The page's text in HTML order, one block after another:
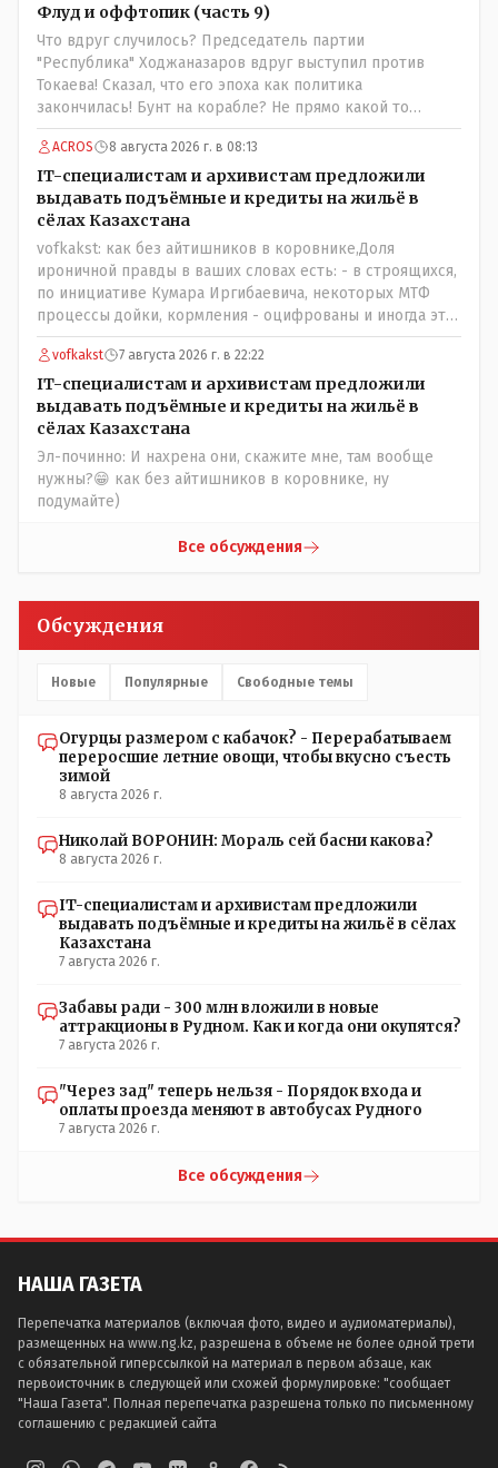
покупайте формовой, бюджетный- он значительно
вкусней остальных, но самый вкусный хлеб в совхозных
пекарнях; мясо - русское, белоруское не вкусное- наше
значительно вкусней и натуральное Цитата:///В
финансовой столице республики все дешевле./// Что
правда то правда: - там продкты и фрукты-овощи
дешевле и услуги тамады, певцов тоже и провести той
на 250-300 человек там обойдётся в разы дешевле чем в
Костанае. Цитата:///Кому доверять?/// Только себе: - за
что боролись на то и напоролись- хотели капитализм,
захотели жить в коммунизме где был принцип:
"....человек человеку- брат...."
Флуд и оффтопик (часть 9)
Что вдруг случилось? Председатель партии
"Республика" Ходжаназаров вдруг выступил против
Токаева! Сказал, что его эпоха как политика
закончилась! Бунт на корабле? Не прямо какой то
правдолюб вдруг выступил! Может он инопланетянин?
Появился неизвестно откуда, отжал у бывшего
всесильного Розинова целый холдинг и теперь против
президента выступает! Вот ни капельки ему не поверю,
что он действует в интересах страны, про народ уже и
не говорю! Опять какие то закулисные игры?
ACROS 8 августа 2026 г. в 08:13
IT-специалистам и архивистам предложили
выдавать подъёмные и кредиты на жильё в
сёлах Казахстана
vofkakst: как без айтишников в коровнике,Доля
ироничной правды в ваших словах есть: - в строящихся,
по инициативе Кумара Иргибаевича, некоторых МТФ
процессы дойки, кормления - оцифрованы и иногда эти
программы дают сбой - и тогда они нужны, хотя я
насколько в курсе своей комьютерной безграмотности
- все эти вопросы можно решать и устранять эти сбои и
удалённо - лёжа на диване, в городе. Но, этих
современных и оцифрованных МТФ критично мало для
массового переезда лохматых и обкуренных молодых
ребят из города в село, да и те МТФ я по опыту
подозреваю, скоро перейдут на обслуживание с
помошью кувалды, китайского скотча, алюминевой
проволоки и русского мата. Вот где работать в селе
именно АРХИВАРИУСАМ - понятие не имею- допустим
помещаются в одну дешёвую китайскую флешку
купленную на оптушке на Складской за 1 000 тенге.
Впрочем, не надо гадать: - это замутили УМНЫЕ люди
наверху , близко расположенные к гос.бюджету-
наверняка они знают что делают.
vofkakst 7 августа 2026 г. в 22:22
IT-специалистам и архивистам предложили
выдавать подъёмные и кредиты на жильё в
сёлах Казахстана
Эл-починно: И нахрена они, скажите мне, там вообще
нужны?😁 как без айтишников в коровнике, ну
подумайте)
Все обсуждения
Обсуждения
Новые Популярные Свободные темы
Огурцы размером с кабачок? - Перерабатываем
переросшие летние овощи, чтобы вкусно съесть
зимой
8 августа 2026 г.
Николай ВОРОНИН: Мораль сей басни какова?
8 августа 2026 г.
IT-специалистам и архивистам предложили
выдавать подъёмные и кредиты на жильё в сёлах
Казахстана
7 августа 2026 г.
Забавы ради - 300 млн вложили в новые
аттракционы в Рудном. Как и когда они окупятся?
7 августа 2026 г.
"Через зад" теперь нельзя - Порядок входа и
оплаты проезда меняют в автобусах Рудного
7 августа 2026 г.
Все обсуждения
НАША ГАЗЕТА
Перепечатка материалов (включая фото, видео и аудиоматериалы),
размещенных на www.ng.kz, разрешена в объеме не более одной трети
с обязательной гиперссылкой на материал в первом абзаце, как
первоисточник в следующей или схожей формулировке: "сообщает
"Наша Газета". Полная перепечатка разрешена только по письменному
соглашению с редакцией сайта